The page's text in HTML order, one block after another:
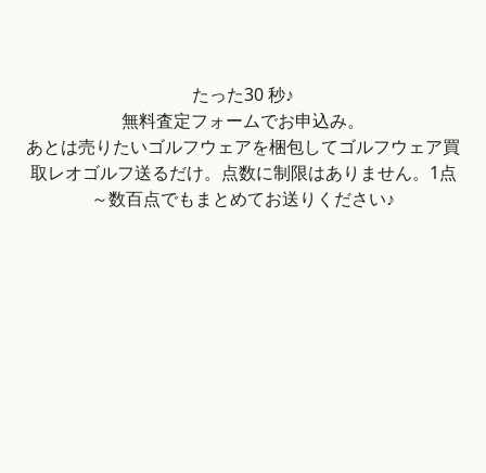
たった30 秒♪
無料査定フォームでお申込み。
あとは売りたいゴルフウェアを梱包してゴルフウェア買
取レオゴルフ送るだけ。点数に制限はありません。1点
～数百点でもまとめてお送りください♪